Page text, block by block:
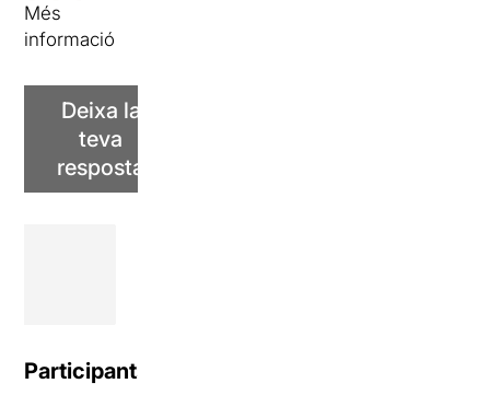
Més
informació
Deixa la
teva
resposta
Participants